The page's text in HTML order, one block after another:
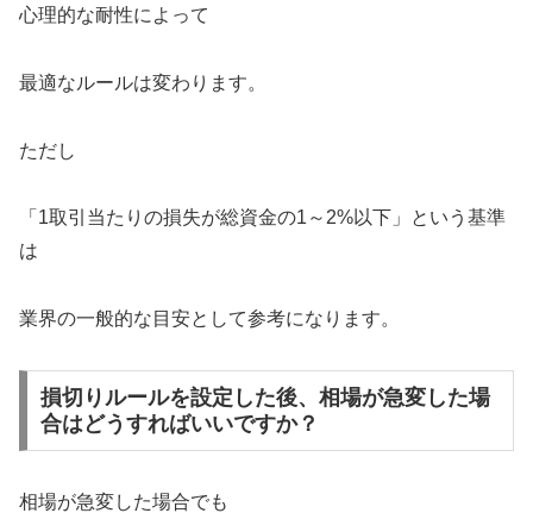
心理的な耐性によって
最適なルールは変わります。
ただし
「1取引当たりの損失が総資金の1～2%以下」という基準
は
業界の一般的な目安として参考になります。
損切りルールを設定した後、相場が急変した場
合はどうすればいいですか？
相場が急変した場合でも